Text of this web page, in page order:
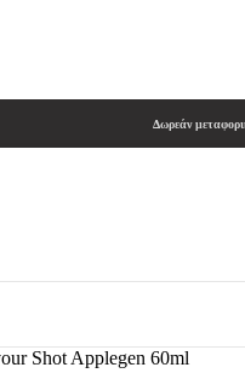
Δωρεάν
Shot Applegen 60ml